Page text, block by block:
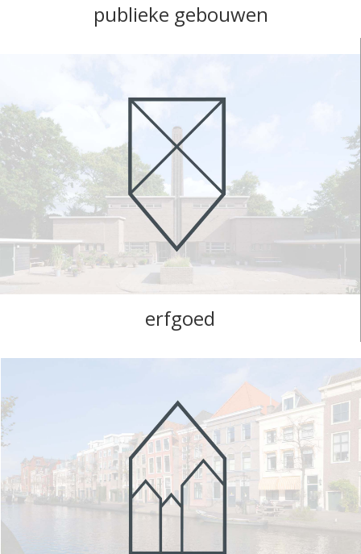
publieke gebouwen
erfgoed